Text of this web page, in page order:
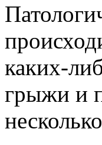
каких-
грыжи и